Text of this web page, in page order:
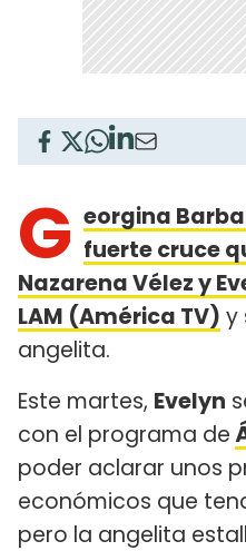
G eorgina
fuerte cruce
Nazarena Vélez y
LAM (América TV) y
angelita.
Este martes, Evelyn
con el programa de
poder aclarar unos
económicos que
pero la angelita